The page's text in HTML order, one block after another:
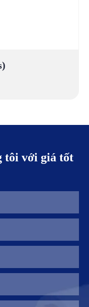
tôi với giá tốt